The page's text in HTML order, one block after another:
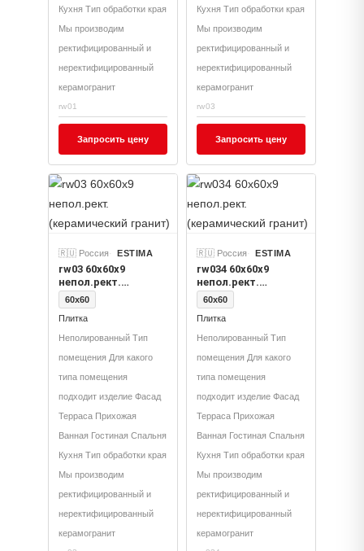
Кухня Тип обработки края
Мы производим
ректифицированный и
неректифицированный
керамогранит
rw01
Запросить цену
Кухня Тип обработки края
Мы производим
ректифицированный и
неректифицированный
керамогранит
rw03
Запросить цену
🇷🇺 Россия ESTIMA
rw03 60x60x9
непол.рект.
(керамический
гранит)
60x60
Плитка
Неполированный Тип
помещения Для какого
типа помещения
подходит изделие Фасад
Терраса Прихожая
Ванная Гостиная Спальня
Кухня Тип обработки края
Мы производим
ректифицированный и
неректифицированный
керамогранит
🇷🇺 Россия ESTIMA
rw034 60x60x9
непол.рект.
(керамический
гранит)
60x60
Плитка
Неполированный Тип
помещения Для какого
типа помещения
подходит изделие Фасад
Терраса Прихожая
Ванная Гостиная Спальня
Кухня Тип обработки края
Мы производим
ректифицированный и
неректифицированный
керамогранит